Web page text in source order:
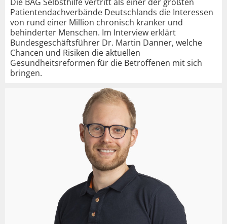
Patientendachverbände Deutschlands die Interessen
von rund einer Million chronisch kranker und
behinderter Menschen. Im Interview erklärt
Bundesgeschäftsführer Dr. Martin Danner, welche
Chancen und Risiken die aktuellen
Gesundheitsreformen für die Betroffenen mit sich
bringen.